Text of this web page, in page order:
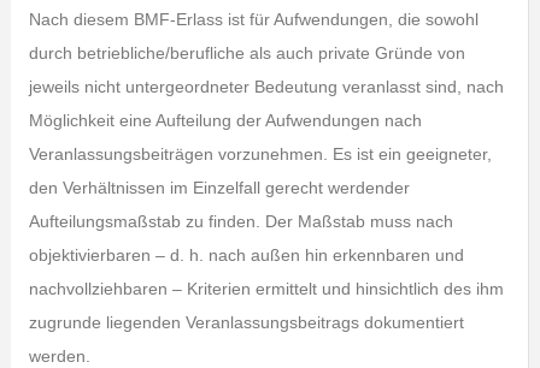
Nach diesem BMF-Erlass ist für Aufwendungen, die sowohl
durch betriebliche/berufliche als auch private Gründe von
jeweils nicht untergeordneter Bedeutung veranlasst sind, nach
Möglichkeit eine Aufteilung der Aufwendungen nach
Veranlassungsbeiträgen vorzunehmen. Es ist ein geeigneter,
den Verhältnissen im Einzelfall gerecht werdender
Aufteilungsmaßstab zu finden. Der Maßstab muss nach
objektivierbaren – d. h. nach außen hin erkennbaren und
nachvollziehbaren – Kriterien ermittelt und hinsichtlich des ihm
zugrunde liegenden Veranlassungsbeitrags dokumentiert
werden.